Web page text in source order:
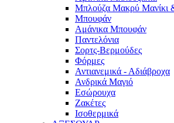
Μπλούζα Μακρύ Μανίκι
Μπουφάν
Αμάνικα Μπουφάν
Παντελόνια
Σορτς-Βερμούδες
Φόρμες
Αντιανεμικά - Αδιάβροχα
Ανδρικά Μαγιό
Εσώρουχα
Ζακέτες
Ισοθερμικά